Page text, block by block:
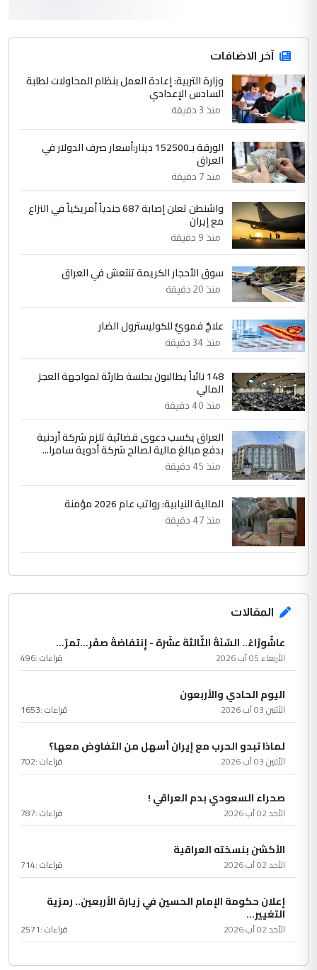
جنسية الرافد الثالث للعراق ومن اصول عريقة
ابا فرات ...
الموضوع :
الجواهري يرد على صدام حسين سل
مضجعيك يابن الزنا (نص كامل)
4
التعليق : تحياتي لك استاذ حامدتركان. كلام
دقيق ومسؤول؛ فالاستثمار الحقيقي للإنسان
وثروات البلد يعتمد على الكفاءة ...
الموضوع :
بين الإهمال واغتصاب الأرض.. بلاد
الرافدين تعاني الجفاف والتصحر!!
علي
التعليق : هذه الزيارة تنفع لبنان، دون الشعب
العراقي، الذي احترق بحر الصيف، في حين
حكومة الزيدي ...
الموضوع :
نواف سلام في بغداد.. "الفيول" مقابل
تصدير النفط العراقي
آخر الاضافات
وزارة التربية: إعادة العمل بنظام المحاولات لطلبة
السادس الإعدادي
منذ 3 دقيقة
الورقة بـ152500 دينار:أسعار صرف الدولار في
العراق
منذ 7 دقيقة
واشنطن تعلن إصابة 687 جندياً أمريكياً في النزاع
مع إيران
منذ 9 دقيقة
سوق الأحجار الكريمة تنتعش في العراق
منذ 20 دقيقة
علاجٌ فمويٌّ للكوليسترول الضار
منذ 34 دقيقة
148 نائباً يطالبون بجلسة طارئة لمواجهة العجز
المالي
منذ 40 دقيقة
العراق يكسب دعوى قضائية تلزم شركة أردنية
بدفع مبالغ مالية لصالح شركة أدوية سامرا...
منذ 45 دقيقة
المالية النيابية: رواتب عام 2026 مؤمنة
منذ 47 دقيقة
المقالات
عاشُورْاءُ.. السّنَةُ الثّالثةَ عشَرَة - إِنتفاضةُ صفَر…تمرّ...
الأربعاء 05 آب 2026 قراءات :496
اليوم الحادي والأربعون
الأثنين 03 آب 2026 قراءات :1653
لماذا تبدو الحرب مع إيران أسهل من التفاوض معها؟
الأثنين 03 آب 2026 قراءات :702
صحراء السعودي بدم العراقي !
الأحد 02 آب 2026 قراءات :787
الأكشن بنسخته العراقية
الأحد 02 آب 2026 قراءات :714
إعلان حكومة الإمام الحسين في زيارة الأربعين.. رمزية
التغيير...
الأحد 02 آب 2026 قراءات :2571